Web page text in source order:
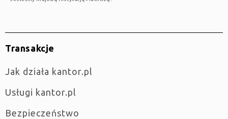
Transakcje
jak działa kantor.pl
Usługi kantor.pl
Bezpieczeństwo